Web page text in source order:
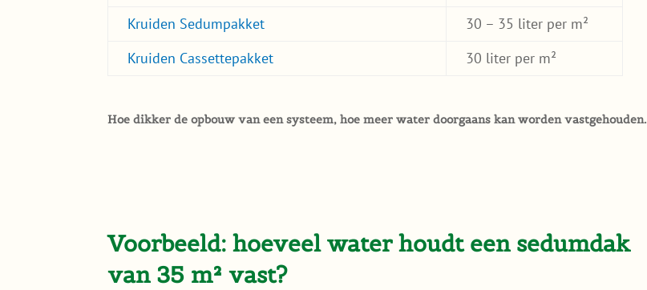
Kruiden Sedumpakket
30 – 35 liter per m²
Kruiden Cassettepakket
30 liter per m²
Hoe dikker de opbouw van een systeem, hoe meer water doorgaans kan worden vastgehouden.
Voorbeeld: hoeveel water houdt een sedumdak
van 35 m² vast?